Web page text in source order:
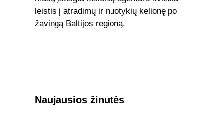
leistis į atradimų ir nuotykių kelionę po
žavingą Baltijos regioną.
Naujausios žinutės